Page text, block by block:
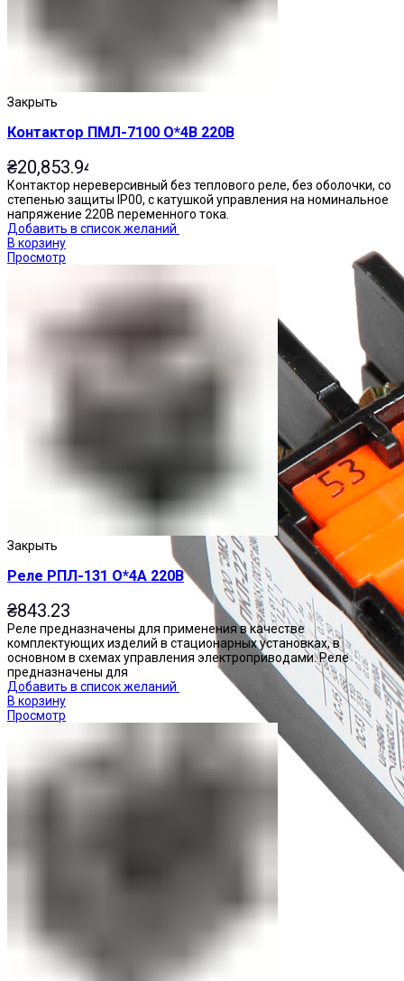
Закрыть
Контактор ПМЛ-7100 О*4В 220В
₴20,853.94
Контактор нереверсивный без теплового реле, без оболочки, со
степенью защиты IP00, с катушкой управления на номинальное
напряжение 220В переменного тока.
Добавить в список желаний
В корзину
Просмотр
Закрыть
Реле РПЛ-131 О*4А 220В
₴843.23
Реле предназначены для применения в качестве
комплектующих изделий в стационарных установках, в
основном в схемах управления электроприводами. Реле
предназначены для
Добавить в список желаний
В корзину
Просмотр